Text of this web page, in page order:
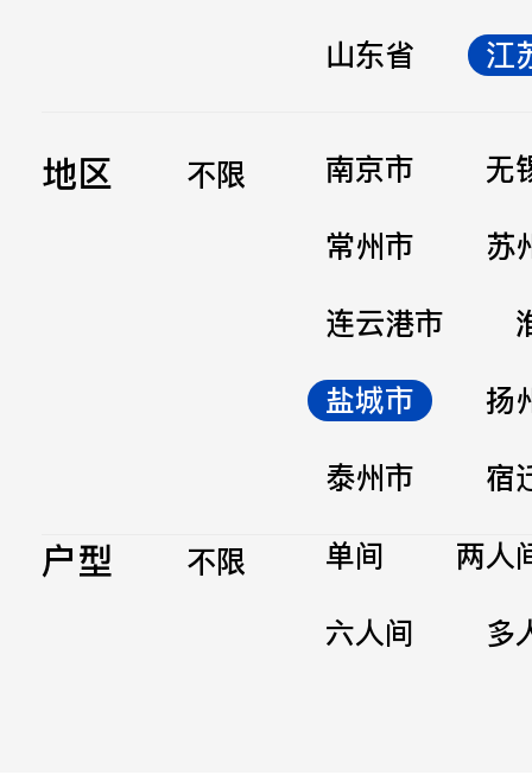
山东省
江
地区 不限 南京市
无
常州市
苏
连云港市
盐城市
扬
泰州市
宿
户型 不限 单间
两人
六人间
多